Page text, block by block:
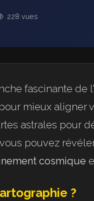
228 vues
fascinante de
mieux aligner
astrales pour
pouvez
cosmique
?